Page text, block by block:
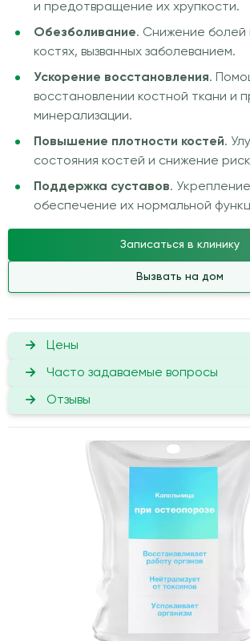
и предотвращение их хрупкости.
Обезболивание. Снижение болей
костях, вызванных заболеванием.
Ускорение восстановления.
восстановлении костной ткани и
минерализации.
Повышение плотности костей.
состояния костей и снижение
Поддержка суставов.
обеспечение их нормальной
Записаться в клинику
Вызвать на дом
Цены
Часто задаваемые вопросы
Отзывы